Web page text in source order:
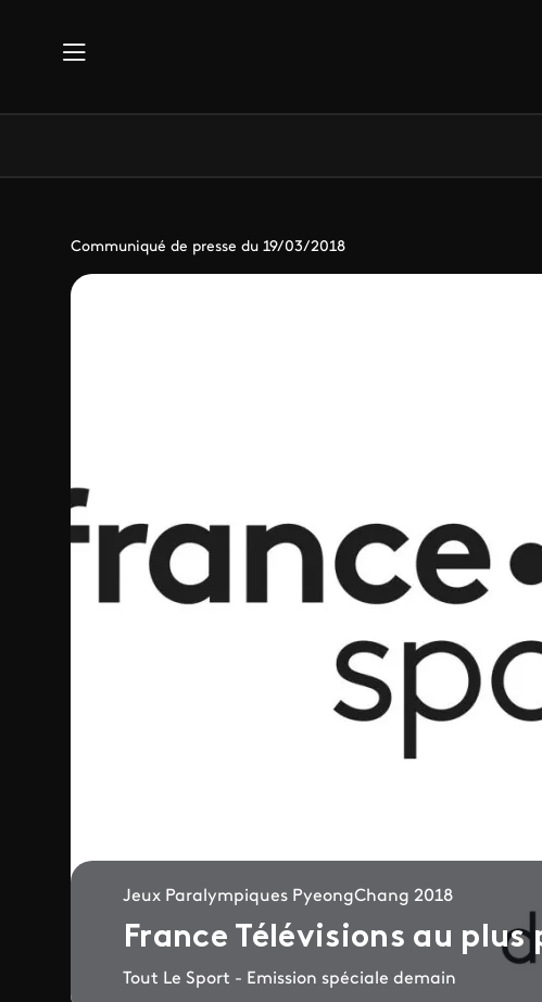
Communiqué de presse du 19/03/2018
Jeux Paralympiques PyeongChang 2018
France Télévisions au plus
Tout Le Sport - Emission spéciale demain